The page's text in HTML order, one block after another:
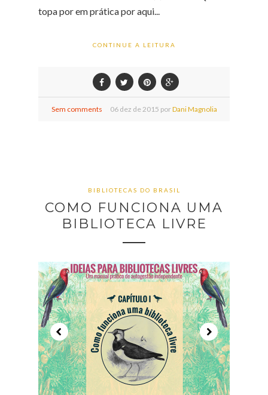
topa por em prática por aqui...
CONTINUE A LEITURA
Sem comments 06 dez de2015 porDani Magnolia
BIBLIOTECAS DO BRASIL
COMO FUNCIONA UMA
BIBLIOTECA LIVRE